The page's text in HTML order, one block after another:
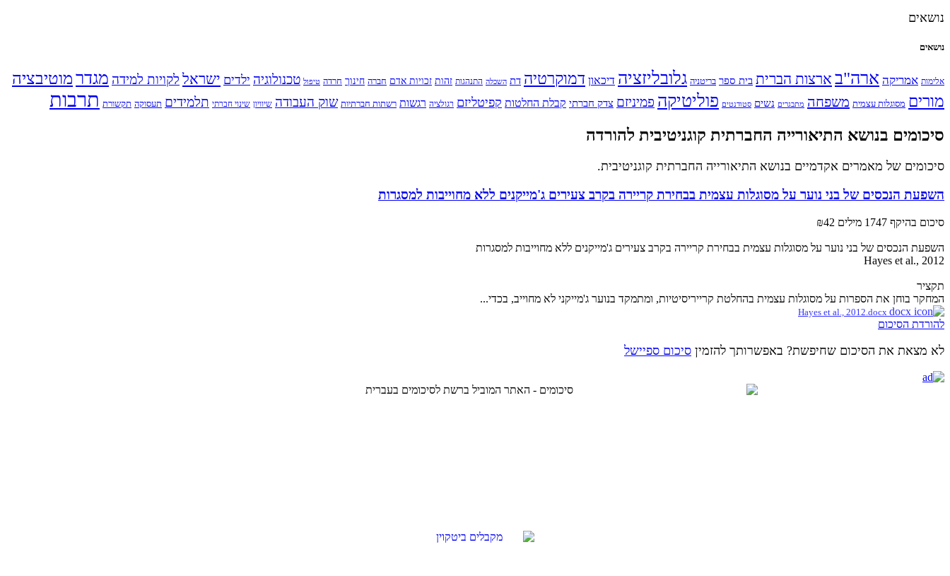
נושאים
נושאים
אלימות אמריקה ארה"ב ארצות הברית בית ספר בריטניה גלובליזציה דיכאון דמוקרטיה דת השכלה התנהגות זהות זכויות אדם חברה חינוך חרדה טיפול טכנולוגיה ילדים ישראל לקויות למידה מגדרמוטיבציה
מורים מסוגלות עצמית משפחה מתבגרים נשים סטודנטים פוליטיקה פמיניזם צדק חברתי קבלת החלטות קפיטליזם רגולציה רגשות רשתות חברתיות שוק העבודה שיוויון שינוי חברתי תלמידים תעסוקה תקשורת תרבות
סיכומים בנושא התיאורייה החברתית קוגניטיבית להורדה
סיכומים של מאמרים אקדמיים בנושא התיאורייה החברתית קוגניטיבית.
השפעת הנכסים של בני נוער על מסוגלות עצמית בבחירת קריירה בקרב צעירים ג'מייקנים ללא מחוייבות למסגרות
סיכום בהיקף 1747 מילים ₪42
השפעת הנכסים של בני נוער על מסוגלות עצמית בבחירת קריירה בקרב צעירים ג'מייקנים ללא מחוייבות למסגרות
Hayes et al., 2012
תקציר
המחקר בוחן את הספרות על מסוגלות עצמית בהחלטת קרייריסיטיות, ומתמקד בנוער ג'מייקני לא מחוייב, בכדי...
להורדת הסיכום
לא מצאת את הסיכום שחיפשת? באפשרותך להזמין סיכום ספיישל